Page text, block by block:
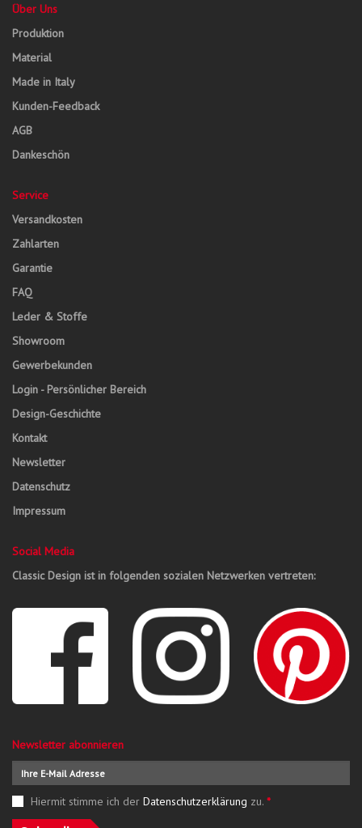
Über Uns
Produktion
Material
Made in Italy
Kunden-Feedback
AGB
Dankeschön
Service
Versandkosten
Zahlarten
Garantie
FAQ
Leder & Stoffe
Showroom
Gewerbekunden
Login - Persönlicher Bereich
Design-Geschichte
Kontakt
Newsletter
Datenschutz
Impressum
Social Media
Classic Design ist in folgenden sozialen Netzwerken vertreten:
Newsletter abonnieren
Hiermit stimme ich der Datenschutzerklärung zu. *